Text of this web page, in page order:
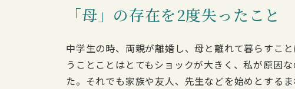
「母」の存在を2度失ったこと
中学生の時、両親が離婚し、母と離れて暮らすこ
うことことはとてもショックが大きく、私が原因
た。それでも家族や友人、先生などを始めとする